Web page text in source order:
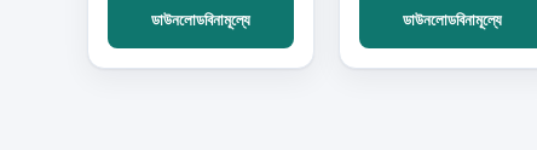
ডাউনলোডবিনামূল্যে ডাউনলোডবিনামূল্যে